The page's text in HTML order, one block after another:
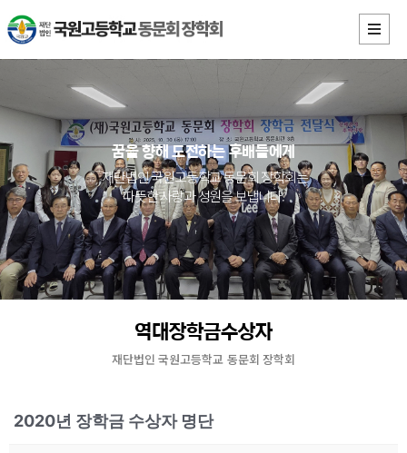
꿈을 향해 도전하는 후배들에게
재단법인 국원고등학교 동문회 장학회는
따뜻한 사랑과 성원을 보냅니다.
역대장학금수상자
재단법인 국원고등학교 동문회 장학회
2020년 장학금 수상자 명단